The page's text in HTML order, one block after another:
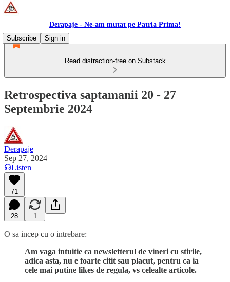
Derapaje - Ne-am mutat pe Patria Prima!
Subscribe
Sign in
Read distraction-free on Substack
Retrospectiva saptamanii 20 - 27
Septembrie 2024
Derapaje
Sep 27, 2024
Listen
71
28 1
O sa incep cu o intrebare:
Am vaga intuitie ca newsletterul de vineri cu stirile,
adica asta, nu e foarte citit sau placut, pentru ca ia
cele mai putine likes de regula, vs celealte articole.